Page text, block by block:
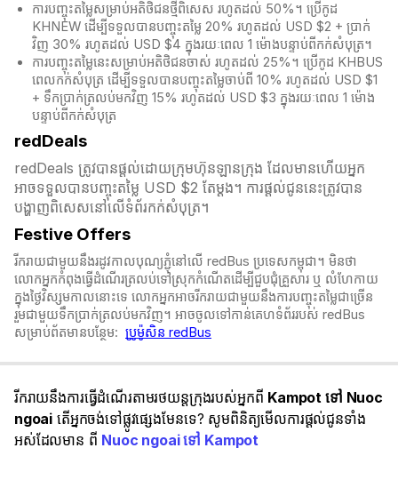
ការបញ្ចុះតម្លៃសម្រាប់អតិថិជនថ្មីពិសេស រហូតដល់ 50%។ ប្រើកូដ
KHNEW ដើម្បីទទួលបានបញ្ចុះតម្លៃ 20% រហូតដល់ USD $2 + ប្រាក់
វិញ 30% រហូតដល់ USD $4 ក្នុងរយៈពេល 1 ម៉ោងបន្ទាប់ពីកក់សំបុត្រ។
ការបញ្ចុះតម្លៃនេះសម្រាប់អតិថិជនចាស់ រហូតដល់ 25%។ ប្រើកូដ KHBUS
ពេលកក់សំបុត្ រ ដើម្បីទទួលបានបញ្ចុះតម្លៃចាប់ពី 10% រហូតដល់ USD $1
+ ទឹកប្រាក់ត្រលប់មកវិញ 15% រហូតដល់ USD $3 ក្នុងរយៈពេល 1 ម៉ោង
បន្ទាប់ពីកក់សំបុត្
redDeals
redDeals ត្រូវបានផ្តល់ដោយក្រុមហ៊ុនឡានក្រុង ដែលមានហើយអ្នក
អាចទទួលបានបញ្ចុះតម្លៃ USD $2 តែម្ដង។ ការផ្តល់ជូននេះត្រូវបាន
បង្ហាញពិសេសនៅលើទំព័រកក់សំបុត្រ។​​
Festive Offers
រីករាយជាមួយនឹងរដូវកាលបុណ្យភ្ជុំ​នៅលើ redBus ប្រទេសកម្ពុជា។ មិនថា
លោកអ្នកកំពុងធ្វើដំណើរត្រលប់ទៅស្រុកកំណើតដើម្បីជួបជុំគ្រួសារ ឬ លំហែកាយ
ក្នុងថ្ងៃវិស្សមកាលនោះទេ លោកអ្នកអាចរីករាយជាមួយនឹងការបញ្ចុះតម្លៃជាច្រើន
រួមជាមួយទឹកប្រាក់ត្រលប់មកវិញ។ អាចចូលទៅកាន់គេហទំព័ររបស់ redBus
សម្រាប់ព័តមានបន្ថែម: ប្រូម៉ូសិន redBus
រីករាយនឹងការធ្វើដំណើរតាមរថយន្តក្រុងរបស់អ្នកពី Kampot ទៅ Nuoc
ngoai តើអ្នកចង់ទៅផ្លូវផ្សេងមែនទេ? សូមពិនិត្យមើលការផ្តល់ជូនទាំង
អស់ដែលមាន ពី Nuoc ngoai ទៅ Kampot